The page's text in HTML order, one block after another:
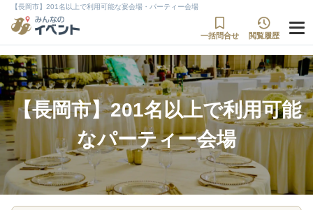
【長岡市】201名以上で利用可能な宴会場・パーティー会場
一括問合せ 閲覧履歴
【長岡市】201名以上で利用可能
なパーティー会場